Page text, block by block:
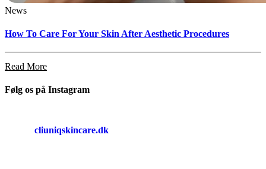
News
How To Care For Your Skin After Aesthetic Procedures
Read More
Følg os på Instagram
cliuniqskincare.dk